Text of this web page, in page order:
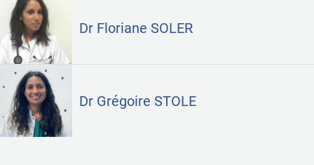
Dr Floriane SOLER
Dr Grégoire STOLE